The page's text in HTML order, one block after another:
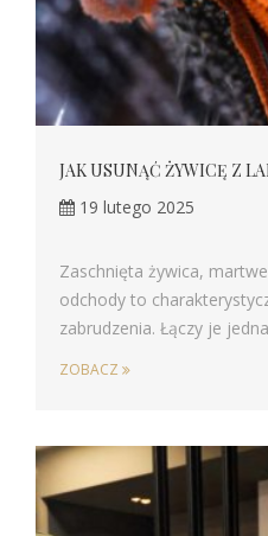
JAK USUNĄĆ ŻYWICĘ Z
19 lutego 2025
Zaschnięta żywica,
odchody to
zabrudzenia. Łączy je
ZOBACZ